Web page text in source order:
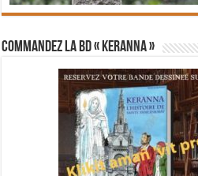
Commandez la BD « Keranna »